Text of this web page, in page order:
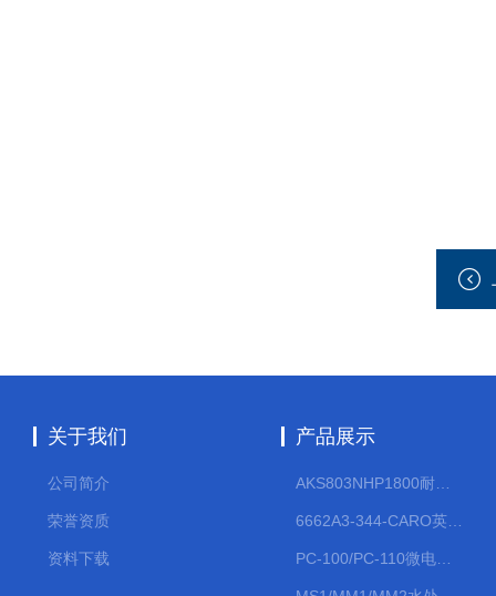
关于我们
公司简介
荣誉资质
资料下载
产品展示